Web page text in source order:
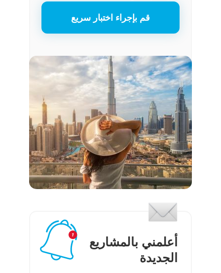
أعلمني بالمشاريع
الجديدة
قم بإجراء اختبار سريع